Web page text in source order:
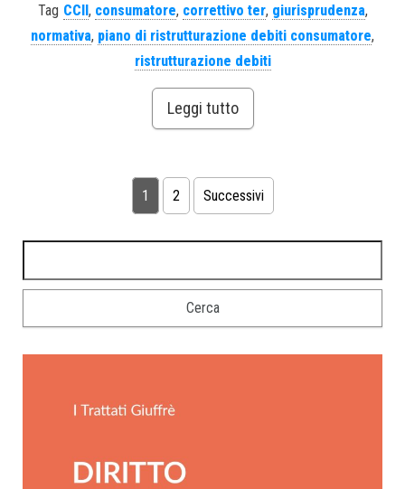
Tag CCII, consumatore, correttivo ter, giurisprudenza,
normativa, piano di ristrutturazione debiti consumatore,
ristrutturazione debiti
Leggi tutto
1 2 Successivi